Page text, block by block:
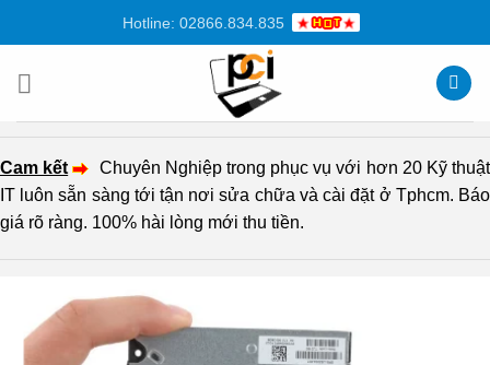
dung
Hotline: 02866.834.835
Cam kết
Chuyên Nghiệp trong phục vụ với hơn 20 Kỹ thuật
IT luôn sẵn sàng tới tận nơi sửa chữa và cài đặt ở Tphcm. Báo
giá rõ ràng. 100% hài lòng mới thu tiền.